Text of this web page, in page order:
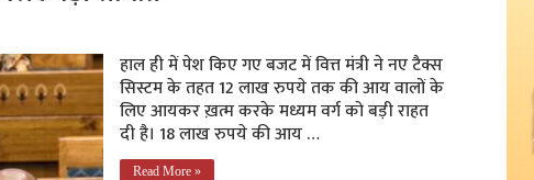
हाल ही में पेश किए गए बजट में वित्त मंत्री ने नए टैक्स
सिस्टम के तहत 12 लाख रुपये तक की आय वालों के
लिए आयकर ख़त्म करके मध्यम वर्ग को बड़ी राहत
दी है। 18 लाख रुपये की आय …
Read More »